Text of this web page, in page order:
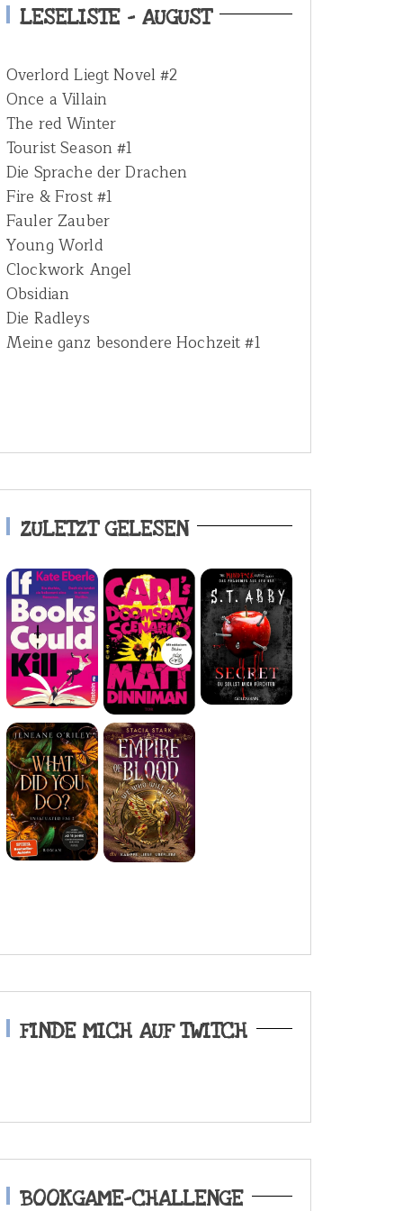
f
r
:
LESELISTE – AUGUST
Overlord Liegt Novel #2
Once a Villain
The red Winter
Tourist Season #1
Die Sprache der Drachen
Fire & Frost #1
Fauler Zauber
Young World
Clockwork Angel
Obsidian
Die Radleys
Meine ganz besondere Hochzeit #1
ZULETZT GELESEN
FINDE MICH AUF TWITCH
BOOKGAME-CHALLENGE